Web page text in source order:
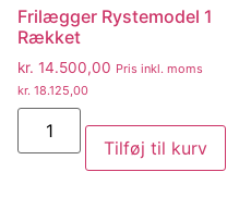
Frilægger Rystemodel 1
Rækket
kr. 14.500,00 Pris inkl. moms
kr. 18.125,00
Tilføj til kurv